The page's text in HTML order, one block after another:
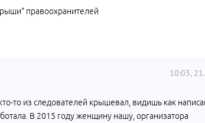
правоохранителей
10:03,
то из следователей крышевал, видишь как
В 2015 году женщину нашу, организатора